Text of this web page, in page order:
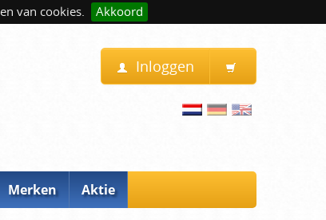
van cookies. Akkoord
Inloggen
Merken Aktie